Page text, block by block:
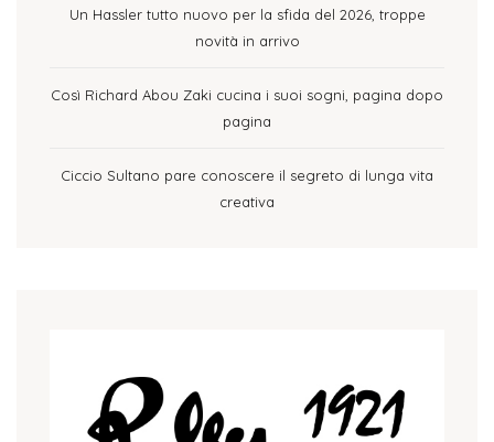
Un Hassler tutto nuovo per la sfida del 2026, troppe
novità in arrivo
Così Richard Abou Zaki cucina i suoi sogni, pagina dopo
pagina
Ciccio Sultano pare conoscere il segreto di lunga vita
creativa